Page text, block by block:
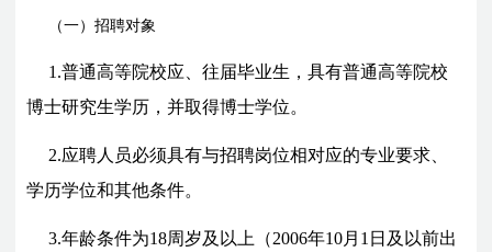
（一）招聘对象
1.普通高等院校应、往届毕业生，具有普通高等院校
博士研究生学历，并取得博士学位。
2.应聘人员必须具有与招聘岗位相对应的专业要求、
学历学位和其他条件。
3.年龄条件为18周岁及以上（2006年10月1日及以前出